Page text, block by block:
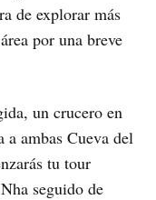
de explorar más
por una breve
un crucero en
ambas Cueva del
tu tour
seguido de